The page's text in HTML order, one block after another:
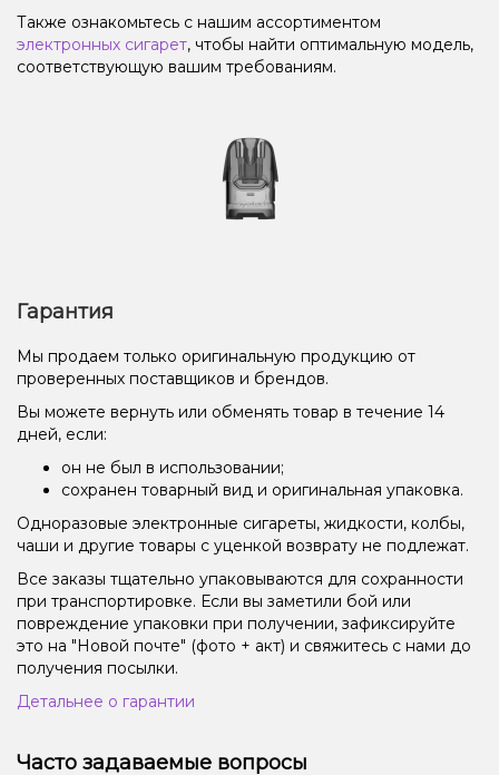
Также ознакомьтесь с нашим ассортиментом
электронных сигарет, чтобы найти оптимальную модель,
соответствующую вашим требованиям.
Гарантия
Мы продаем только оригинальную продукцию от
проверенных поставщиков и брендов.
Вы можете вернуть или обменять товар в течение 14
дней, если:
он не был в использовании;
сохранен товарный вид и оригинальная упаковка.
Одноразовые электронные сигареты, жидкости, колбы,
чаши и другие товары с уценкой возврату не подлежат.
Все заказы тщательно упаковываются для сохранности
при транспортировке. Если вы заметили бой или
повреждение упаковки при получении, зафиксируйте
это на "Новой почте" (фото + акт) и свяжитесь с нами до
получения посылки.
Детальнее о гарантии
Часто задаваемые вопросы